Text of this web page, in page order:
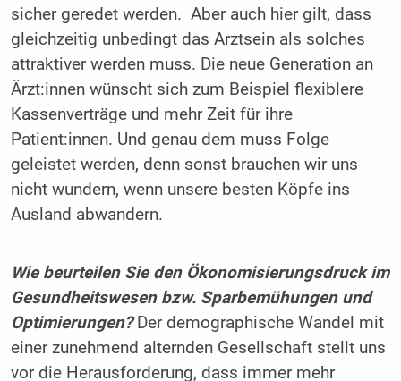
sicher geredet werden. Aber auch hier gilt, dass
gleichzeitig unbedingt das Arztsein als solches
attraktiver werden muss. Die neue Generation an
Ärzt:innen wünscht sich zum Beispiel flexiblere
Kassenverträge und mehr Zeit für ihre
Patient:innen. Und genau dem muss Folge
geleistet werden, denn sonst brauchen wir uns
nicht wundern, wenn unsere besten Köpfe ins
Ausland abwandern.
Wie beurteilen Sie den Ökonomisierungsdruck im
Gesundheitswesen bzw. Sparbemühungen und
Optimierungen? Der demographische Wandel mit
einer zunehmend alternden Gesellschaft stellt uns
vor die Herausforderung, dass immer mehr